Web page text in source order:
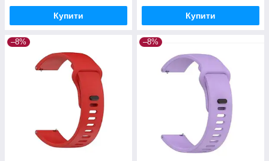
Купити Купити
–8% –8%